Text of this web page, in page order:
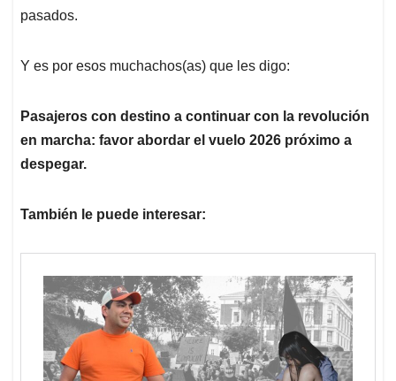
pasados.
Y es por esos muchachos(as) que les digo:
Pasajeros con destino a continuar con la revolución
en marcha: favor abordar el vuelo 2026 próximo a
despegar.
También le puede interesar: